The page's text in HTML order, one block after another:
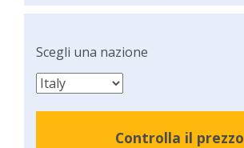
Scegli una nazione
Controlla il prezzo